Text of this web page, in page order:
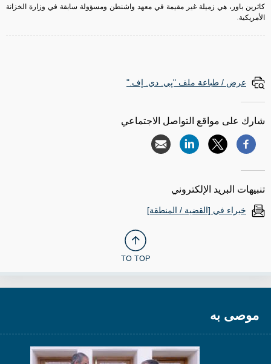
كاثرين باور، هي زميلة غير مقيمة في معهد واشنطن ومسؤولة سابقة في وزارة الخزانة
الأمريكية.
عرض / طباعة ملف "پي. دي. إف."
شارك على مواقع التواصل الاجتماعي
تنبيهات البريد الإلكتروني
خبراء في [القضية / المنطقة]
TO TOP
موصى به